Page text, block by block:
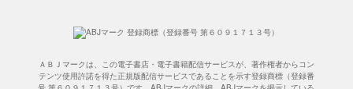
ＡＢＪマークは、この電子書店・電子書籍配信サービスが、著作権者からコン
テンツ使用許諾を得た正規版配信サービスであることを示す登録商標（登録番